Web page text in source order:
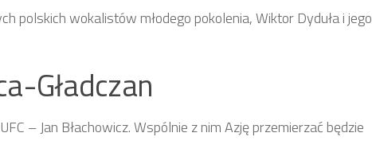
polskich wokalistów młodego pokolenia, Wiktor Dyduła i jego
Gładczan
– Jan Błachowicz. Wspólnie z nim Azję przemierzać będzie